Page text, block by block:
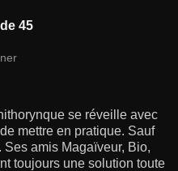
45
se réveille avec
mettre en pratique. Sauf
amis Magaïveur, Bio,
toujours une solution toute